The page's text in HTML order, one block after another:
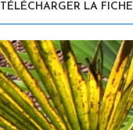
TÉLÉCHARGER LA FICHE